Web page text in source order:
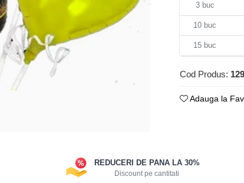
3buc
10 buc
15 buc
Cod Produs:
Adauga la
REDUCERI DE PANA LA 30%
Discount pe cantitati